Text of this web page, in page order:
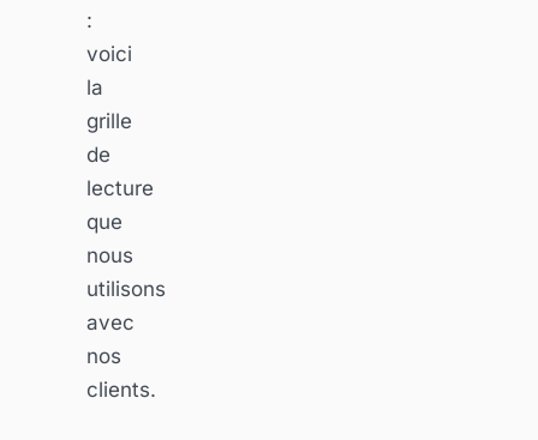
:
voici
la
grille
de
lecture
que
nous
utilisons
avec
nos
clients.